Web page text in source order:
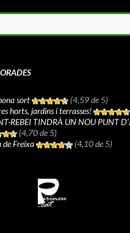
sort
(4,59 de 5)
horts, jardins i terrasses!
REBEI TINDRÀ UN NOU PUNT
(4,70 de 5)
de Freixa
(4,10 de 5)